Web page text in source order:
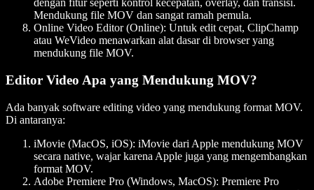
dengan fitur seperti kontrol kecepatan, overlay, dan transisi.
Mendukung file MOV dan sangat ramah pemula.
Online Video Editor (Online): Untuk edit cepat, ClipChamp
atau WeVideo menawarkan alat dasar di browser yang
mendukung file MOV.
Editor Video Apa yang Mendukung MOV?
Ada banyak software editing video yang mendukung format MOV.
Di antaranya:
iMovie (MacOS, iOS): iMovie dari Apple mendukung MOV
secara native, wajar karena Apple juga yang mengembangkan
format MOV.
Adobe Premiere Pro (Windows, MacOS): Premiere Pro